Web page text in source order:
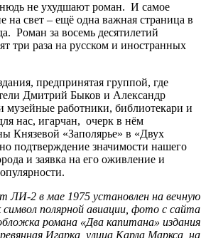
не ухудшают роман. И самое
на свет – ещё одна важная страница в
Роман за восемь десятилетий
три раза на русском и иностранных
предпринятая группой, где
Дмитрий Быков и Александр
музейные работники, библиотекари и
нас, игарчан, очерк в нём
Князевой «Заполярье» в «Двух
подтверждение значимости нашего
и заявка на его оживление и
ЛИ-2 в мае 1975 установлен на вечную
символ полярной авиации, фото с сайта
романа «Два капитана» издания
Игарка, улица Карла Маркса, на